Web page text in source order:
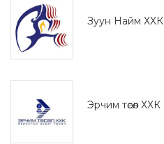
Зуун Найм ХХК
Эрчим төсөл ХХК